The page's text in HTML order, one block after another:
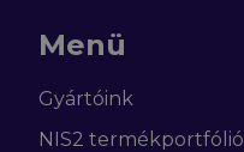
Menü
Gyártóink
NIS2 termékportfólió